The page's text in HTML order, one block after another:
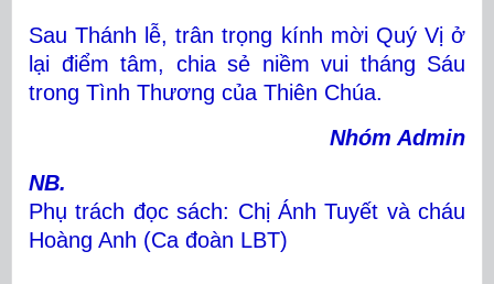
Sau Thánh lễ, trân trọng kính mời Quý Vị ở
lại điểm tâm, chia sẻ niềm vui tháng Sáu
trong Tình Thương của Thiên Chúa.
Nhóm Admin
NB.
Phụ trách đọc sách: Chị Ánh Tuyết và cháu
Hoàng Anh (Ca đoàn LBT)